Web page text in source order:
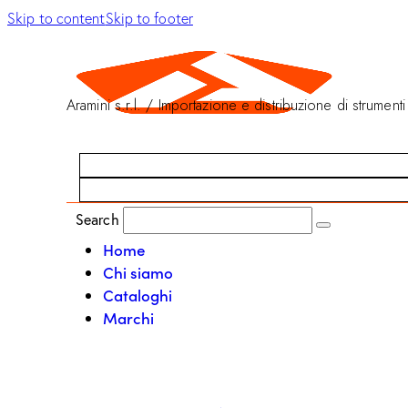
Skip to contentSkip to footer
Aramini s.r.l. / Importazione e distribuzione di strumenti
Search
Home
Chi siamo
Cataloghi
Marchi